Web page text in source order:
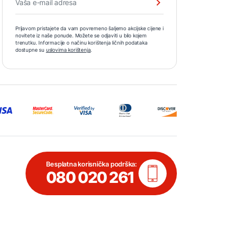
Prijavom pristajete da vam povremeno šaljemo akcijske cijene i
novitete iz naše ponude. Možete se odjaviti u bilo kojem
trenutku. Informacije o načinu korištenja ličnih podataka
dostupne su uslovima korištenja.
Besplatna korisnička podrška:
080 020 261